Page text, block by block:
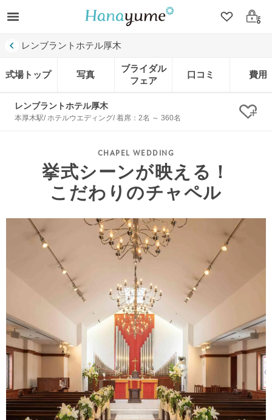
クリップ
ログ
レンブラントホテル厚木
式場トップ 写真
ブライダル
フェア
口コミ 費用
レンブラントホテル厚木
本厚木駅/ ホテルウエディング/ 着席：2名 ～ 360名 ク
挙式シーンが映える！
こだわりのチャペル